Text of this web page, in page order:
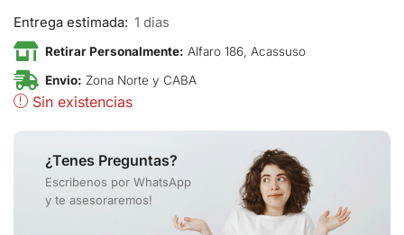
Entrega estimada: 1 dias
Retirar Personalmente: Alfaro 186, Acassuso
Envio: Zona Norte y CABA
Sin existencias
¿Tenes Preguntas?
Escribenos por WhatsApp
y te asesoraremos!